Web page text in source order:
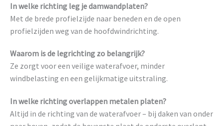
In welke richting leg je damwandplaten?
Met de brede profielzijde naar beneden en de open
profielzijden weg van de hoofdwindrichting.
Waarom is de legrichting zo belangrijk?
Ze zorgt voor een veilige waterafvoer, minder
windbelasting en een gelijkmatige uitstraling.
In welke richting overlappen metalen platen?
Altijd in de richting van de waterafvoer – bij daken van onder